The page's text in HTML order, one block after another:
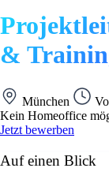
&
München
Kein Homeoffice
Jetzt bewerben
Auf einen Blick